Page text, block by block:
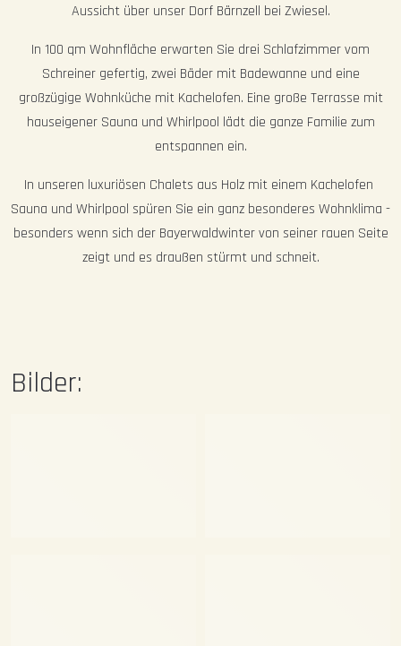
Aussicht über unser Dorf Bärnzell bei Zwiesel.
In 100 qm Wohnfläche erwarten Sie drei Schlafzimmer vom
Schreiner gefertig, zwei Bäder mit Badewanne und eine
großzügige Wohnküche mit Kachelofen. Eine große Terrasse mit
hauseigener Sauna und Whirlpool lädt die ganze Familie zum
entspannen ein.
In unseren luxuriösen Chalets aus Holz mit einem Kachelofen
Sauna und Whirlpool spüren Sie ein ganz besonderes Wohnklima -
besonders wenn sich der Bayerwaldwinter von seiner rauen Seite
zeigt und es draußen stürmt und schneit.
Bilder: